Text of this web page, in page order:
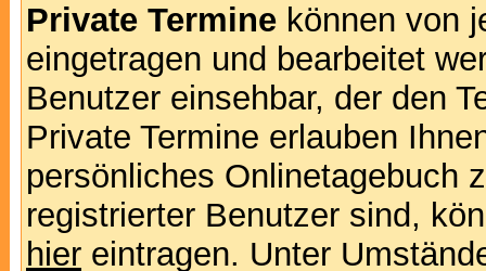
Private Termine können von
eingetragen und bearbeitet
Benutzer einsehbar, der den
Private Termine erlauben
persönliches Onlinetagebuch
registrierter Benutzer sind,
hier eintragen. Unter